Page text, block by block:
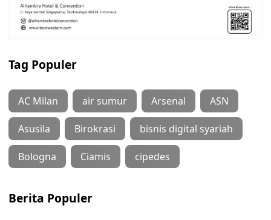
Tag Populer
AC Milan air sumur Arsenal ASN
Asusila Birokrasi bisnis digital syariah
Bologna Ciamis cipedes
Berita Populer